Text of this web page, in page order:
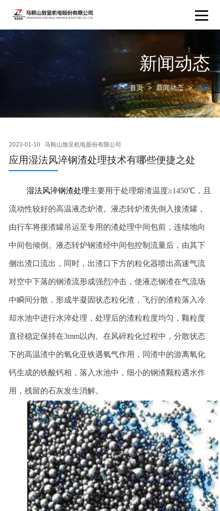
新闻动态
首页 > 新闻动态 > 内容
2023-01-10 马鞍山致呈机电股份有限公司
应用湿法风淬钢渣处理技术有哪些便捷之处
湿法风淬钢渣处理主要用于处理熔渣温度≥1450℃，且
流动性较好的高温液态炉渣。液态转炉渣先倒入接渣罐，
由行车将接渣罐吊运至专用的渣处理中间包前，连续地向
中间包倾倒。液态转炉钢渣经中间包控制流量后，由其下
侧出渣口流出，同时，出渣口下方的粒化器喷出高速气流
对空中下落的钢渣流形成强烈冲击，使液态钢渣在气流场
中瞬间分散，形成半凝固状态粒化渣，飞行的渣粒落入冷
却水池中进行水淬处理，处理后的渣粒粒度均匀，颗粒度
直径稳定保持在3mm以内。在风碎粒化过程中，分散状态
下的高温渣中的氧化亚铁遇氧气作用，同渣中的游离氧化
钙生成的铁酸钙相，落入水池中，细小的钢渣颗粒遇水作
用，残留的石灰发生消解。